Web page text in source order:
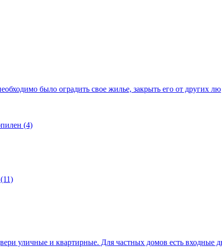
было оградить свое жилье, закрыть его от других лю
(4)
уличные и квартирные. Для частных домов есть входные